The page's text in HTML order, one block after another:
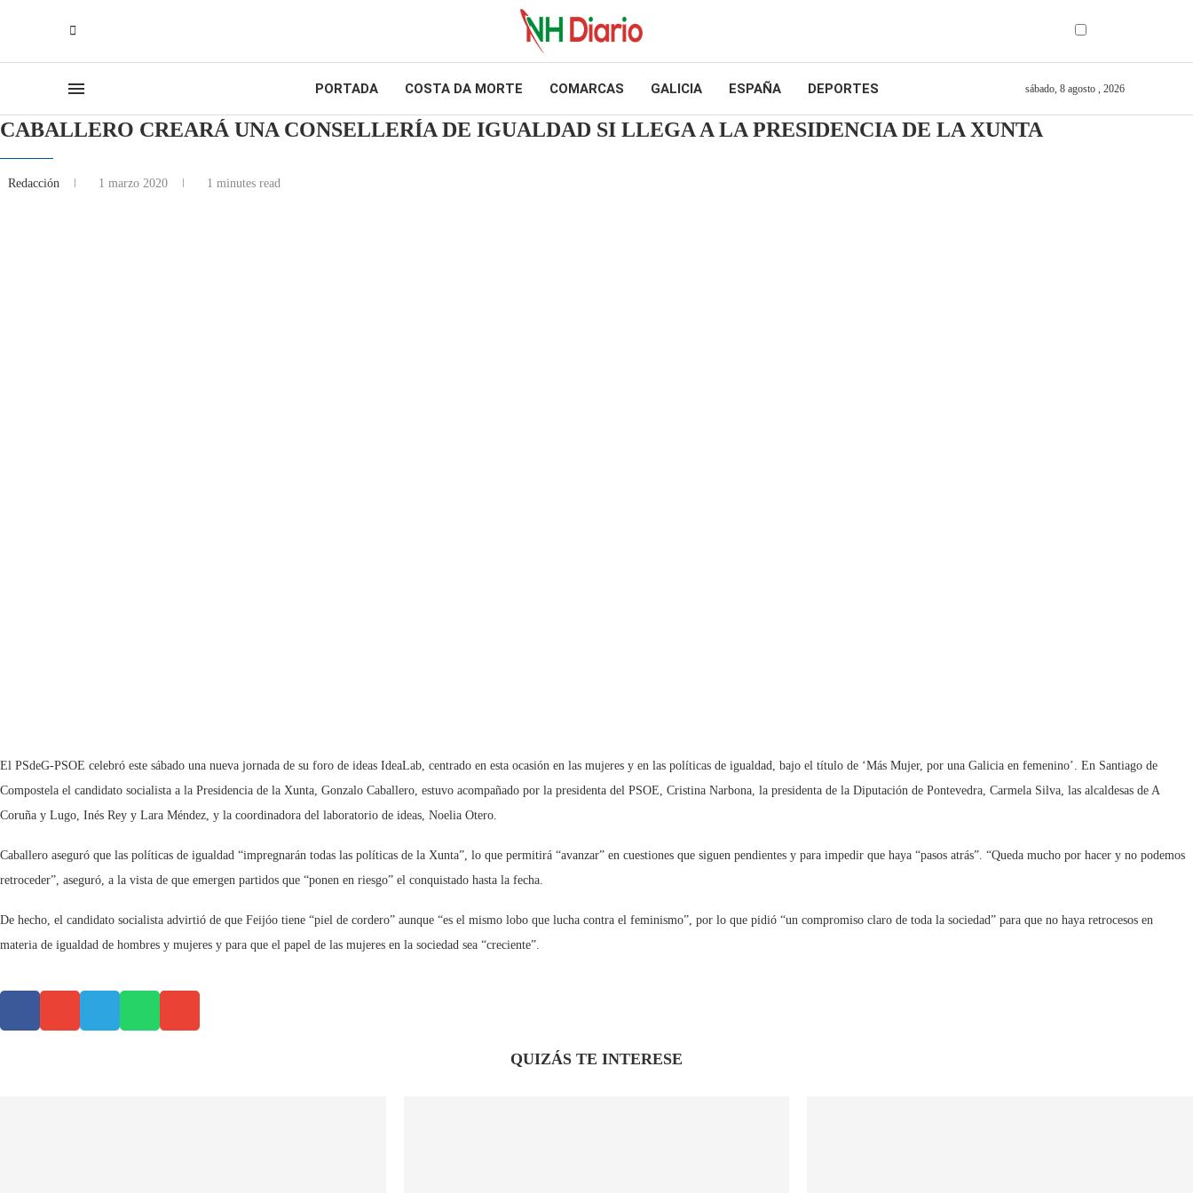
PORTADA COSTA DA MORTE COMARCAS GALICIA ESPAÑA DEPORTES sábado, 8 agosto , 2026
CABALLERO CREARÁ UNA CONSELLERÍA DE IGUALDAD SI LLEGA A LA PRESIDENCIA DE LA XUNTA
Redacción 1 marzo 2020 1 minutes read
El PSdeG-PSOE celebró este sábado una nueva jornada de su foro de ideas IdeaLab, centrado en esta ocasión en las mujeres y en las políticas de igualdad, bajo el título de ‘Más Mujer, por una Galicia en femenino’. En Santiago de
Compostela el candidato socialista a la Presidencia de la Xunta, Gonzalo Caballero, estuvo acompañado por la presidenta del PSOE, Cristina Narbona, la presidenta de la Diputación de Pontevedra, Carmela Silva, las alcaldesas de A
Coruña y Lugo, Inés Rey y Lara Méndez, y la coordinadora del laboratorio de ideas, Noelia Otero.
Caballero aseguró que las políticas de igualdad “impregnarán todas las políticas de la Xunta”, lo que permitirá “avanzar” en cuestiones que siguen pendientes y para impedir que haya “pasos atrás”. “Queda mucho por hacer y no podemos
retroceder”, aseguró, a la vista de que emergen partidos que “ponen en riesgo” el conquistado hasta la fecha.
De hecho, el candidato socialista advirtió de que Feijóo tiene “piel de cordero” aunque “es el mismo lobo que lucha contra el feminismo”, por lo que pidió “un compromiso claro de toda la sociedad” para que no haya retrocesos en
materia de igualdad de hombres y mujeres y para que el papel de las mujeres en la sociedad sea “creciente”.
QUIZÁS TE INTERESE